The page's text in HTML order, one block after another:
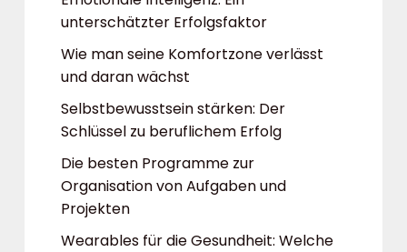
unterschätzter Erfolgsfaktor
Wie man seine Komfortzone verlässt
und daran wächst
Selbstbewusstsein stärken: Der
Schlüssel zu beruflichem Erfolg
Die besten Programme zur
Organisation von Aufgaben und
Projekten
Wearables für die Gesundheit: Welche